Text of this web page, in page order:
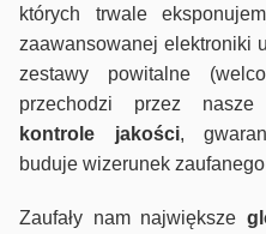
których trwale
zaawansowanej elektroniki
zestawy powitalne
przechodzi przez nasze
kontrole jakości,
buduje wizerunek
Zaufały nam największe